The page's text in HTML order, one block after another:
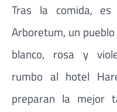
Tras la comida,
Arboretum, un
blanco, rosa y
rumbo al hotel
preparan la mejor